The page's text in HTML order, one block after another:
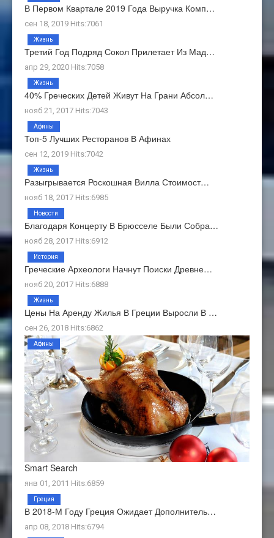
В Первом Квартале 2019 Года Выручка Комп…
сен 18, 2019 Hits:7061
Третий Год Подряд Сокол Прилетает Из Мад…
апр 29, 2020 Hits:7058
Жизнь
40% Греческих Детей Живут На Грани Абсол…
нояб 21, 2017 Hits:7043
Жизнь
Топ-5 Лучших Ресторанов В Афинах
сен 12, 2019 Hits:7042
Афины
Разыгрывается Роскошная Вилла Стоимост…
нояб 18, 2017 Hits:6985
Жизнь
Благодаря Концерту В Брюсселе Были Собра…
нояб 28, 2017 Hits:6912
Новости
Греческие Археологи Начнут Поиски Древне…
нояб 20, 2017 Hits:6888
История
Цены На Аренду Жилья В Греции Выросли В …
сен 26, 2018 Hits:6862
Жизнь
Smart Search
янв 01, 2011 Hits:6859
Афины
В 2018-М Году Греция Ожидает Дополнитель…
апр 08, 2018 Hits:6794
Греция